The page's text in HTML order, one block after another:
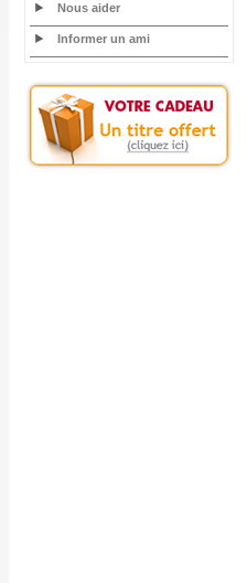
Nous aider
Informer un ami